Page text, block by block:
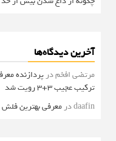
آخرین دیدگاه‌ها
مرتضی افخمدر
ترکیب عجیب 3+3 رویت شد
daafinدرمعرفی بهترین فلش های 64 گیگابایت با